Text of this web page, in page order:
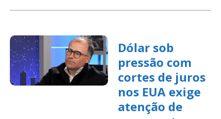
Dólar sob
pressão com
cortes de juros
nos EUA exige
atenção de